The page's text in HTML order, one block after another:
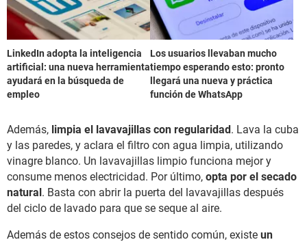
LinkedIn adopta la inteligencia
artificial: una nueva herramienta
ayudará en la búsqueda de
empleo
Los usuarios llevaban mucho
tiempo esperando esto: pronto
llegará una nueva y práctica
función de WhatsApp
Además, limpia el lavavajillas con regularidad. Lava la cuba
y las paredes, y aclara el filtro con agua limpia, utilizando
vinagre blanco. Un lavavajillas limpio funciona mejor y
consume menos electricidad. Por último, opta por el secado
natural. Basta con abrir la puerta del lavavajillas después
del ciclo de lavado para que se seque al aire.
Además de estos consejos de sentido común, existe un